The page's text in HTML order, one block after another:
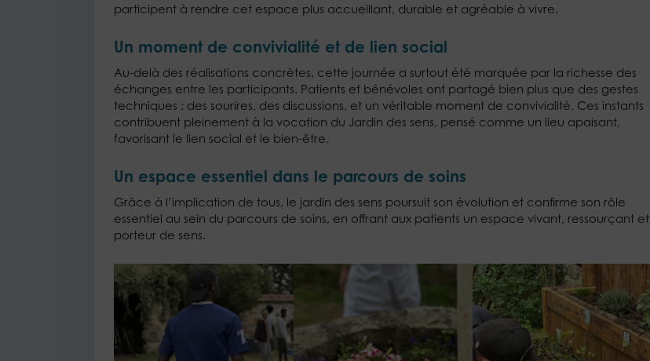
participent à rendre cet espace plus accueillant, durable et agréable à vivre.
Un moment de convivialité et de lien social
Au-delà des réalisations concrètes, cette journée a surtout été marquée par la richesse des
échanges entre les participants. Patients et bénévoles ont partagé bien plus que des gestes
techniques : des sourires, des discussions, et un véritable moment de convivialité. Ces instants
contribuent pleinement à la vocation du Jardin des sens, pensé comme un lieu apaisant,
favorisant le lien social et le bien-être.
Un espace essentiel dans le parcours de soins
Grâce à l’implication de tous, le jardin des sens poursuit son évolution et confirme son rôle
essentiel au sein du parcours de soins, en offrant aux patients un espace vivant, ressourçant et
porteur de sens.